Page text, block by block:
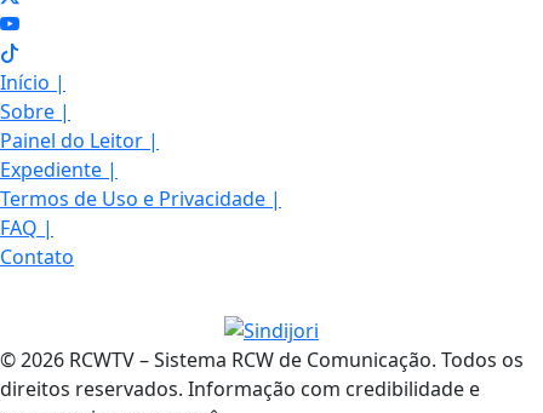
Início |
Sobre |
Painel do Leitor |
Expediente |
Termos de Uso e Privacidade |
FAQ |
Contato
© 2026 RCWTV – Sistema RCW de Comunicação. Todos os
direitos reservados. Informação com credibilidade e